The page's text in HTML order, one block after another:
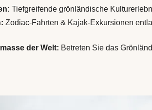
Tiefgreifende grönländische
Zodiac-Fahrten & Kajak-Exkursionen
der Welt: Betreten Sie das